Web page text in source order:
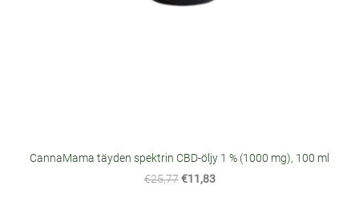
CannaMama täyden spektrin CBD-öljy 1 % (1000 mg), 100 ml
€25,77 €11,83